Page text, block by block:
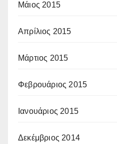
Μάιος 2015
Απρίλιος 2015
Μάρτιος 2015
Φεβρουάριος 2015
Ιανουάριος 2015
Δεκέμβριος 2014